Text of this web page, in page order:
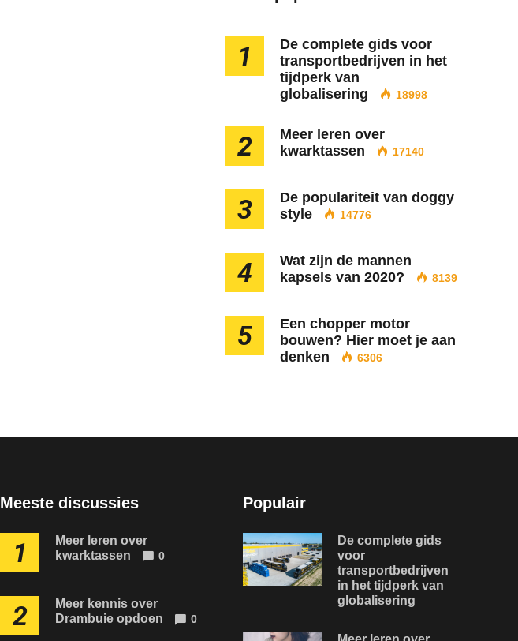
1
De complete gids voor
transportbedrijven in het
tijdperk van
globalisering
18998
2
Meer leren over
kwarktassen
17140
3
De populariteit van doggy
style
14776
4
Wat zijn de mannen
kapsels van 2020?
8139
5
Een chopper motor
bouwen? Hier moet je aan
denken
6306
Meeste discussies
1
Meer leren over
kwarktassen
0
2
Meer kennis over
Drambuie opdoen
0
Populair
De complete gids
voor
transportbedrijven
in het tijdperk van
globalisering